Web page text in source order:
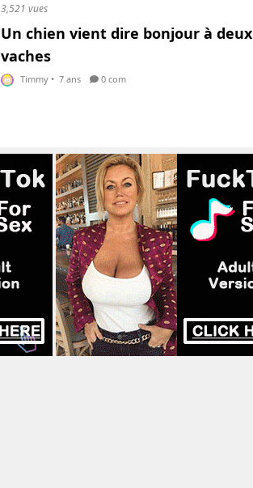
3,521 vues
Un chien vient dire bonjour à deux
vaches
Timmy • 7 ans 0 com